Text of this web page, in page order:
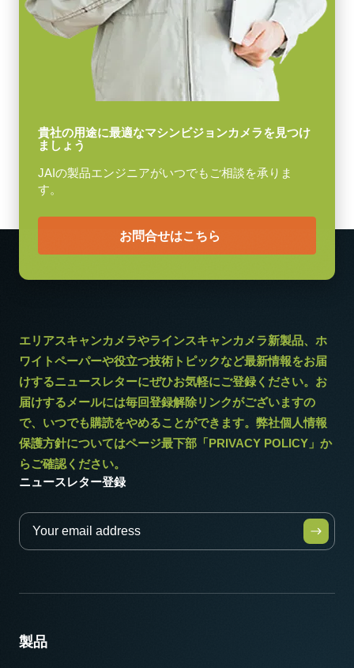
8/10/12-bit *
レンズマウント
動作温度 (周辺温度)
-5°C ～ +45°C
* 12bit出力でお使いになる場合一部の映像処理機能は使用できませ
USB-3Visionケーブル (Power over USB対応)
(LKK-U3-AM-Micro B-S-DM)
メモ：本製品はカメラと同時注文の場合のみご購入いただけま
す。単品でのご注文はできません。
Download datasheet
貴社の用途に最適なマシンビジョンカメラを見つけ
ましょう
JAIの製品エンジニアがいつでもご相談を承りま
す。
お問合せはこちら
エリアスキャンカメラやラインスキャンカメラ新製品、ホ
ワイトペーパーや役立つ技術トピックなど最新情報をお届
けするニュースレターにぜひお気軽にご登録ください。お
届けするメールには毎回登録解除リンクがございますの
で、いつでも購読をやめることができます。弊社個人情報
保護方針についてはページ最下部「PRIVACY POLICY」か
らご確認ください。
ニュースレター登録
製品